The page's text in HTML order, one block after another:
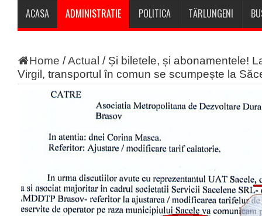
ACASA ADMINISTRATIE POLITICA TĂRLUNGENI
Home /Actual / Și biletele, și abonamentele!
Virgil, transportul în comun se scumpește la